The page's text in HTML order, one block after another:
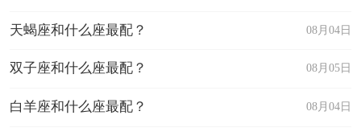
08月04日
天蝎座和什么座最配？
08月05日
双子座和什么座最配？
08月04日
白羊座和什么座最配？